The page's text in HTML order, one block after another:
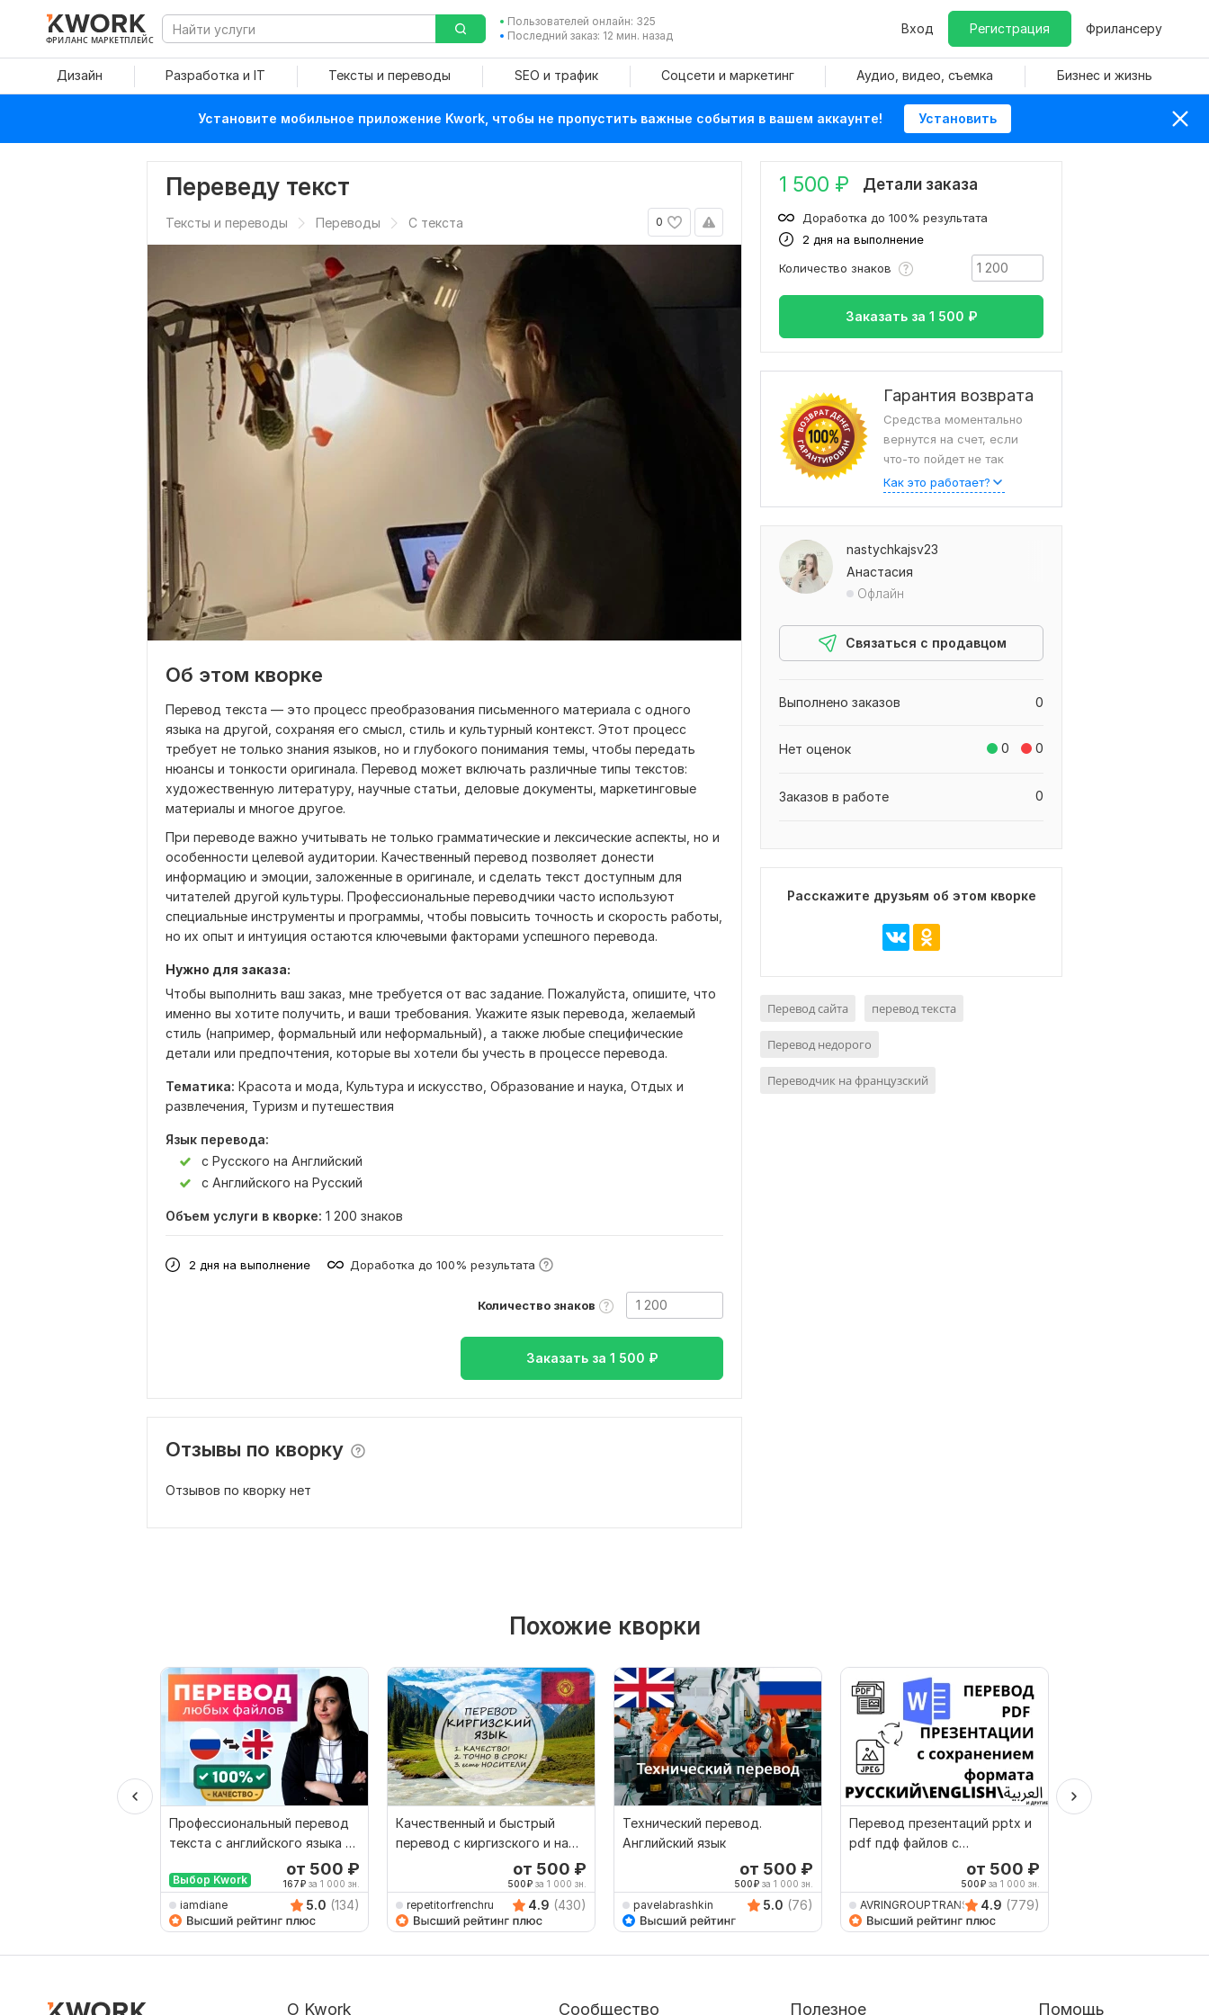
ФРИЛАНС МАРКЕТПЛЕЙС
Пользователей онлайн: 325
Последний заказ: 12 мин. назад
Вход Регистрация Фрилансеру
Дизайн Разработка и IT Тексты и переводы SEO и трафик Соцсети и маркетинг Аудио, видео, съемка Бизнес и жизнь
Установите мобильное приложение Kwork, чтобы не пропустить важные события в вашем аккаунте! Установить
Переведу текст
0
Тексты и переводы Переводы С текста
Об этом кворке
Перевод текста — это процесс преобразования письменного материала с одного
языка на другой, сохраняя его смысл, стиль и культурный контекст. Этот процесс
требует не только знания языков, но и глубокого понимания темы, чтобы передать
нюансы и тонкости оригинала. Перевод может включать различные типы текстов:
художественную литературу, научные статьи, деловые документы, маркетинговые
материалы и многое другое.
При переводе важно учитывать не только грамматические и лексические аспекты, но и
особенности целевой аудитории. Качественный перевод позволяет донести
информацию и эмоции, заложенные в оригинале, и сделать текст доступным для
читателей другой культуры. Профессиональные переводчики часто используют
специальные инструменты и программы, чтобы повысить точность и скорость работы,
но их опыт и интуиция остаются ключевыми факторами успешного перевода.
Нужно для заказа:
Чтобы выполнить ваш заказ, мне требуется от вас задание. Пожалуйста, опишите, что
именно вы хотите получить, и ваши требования. Укажите язык перевода, желаемый
стиль (например, формальный или неформальный), а также любые специфические
детали или предпочтения, которые вы хотели бы учесть в процессе перевода.
Тематика: Красота и мода, Культура и искусство, Образование и наука, Отдых и
развлечения, Туризм и путешествия
Язык перевода:
с Русского на Английский
с Английского на Русский
Объем услуги в кворке: 1 200 знаков
2 дня на выполнение Доработка до 100% результата
Количество знаков
Заказать за 1 500 ₽
Отзывы по кворку
Отзывов по кворку нет
1 500 ₽ Детали заказа
2 дня на выполнение
Доработка до 100% результата
Количество знаков
Заказать за 1 500 ₽
Гарантия возврата
Средства моментально
вернутся на счет, если
что-то пойдет не так
Как это работает?
nastychkajsv23
Анастасия
Офлайн
Связаться с продавцом
0
Выполнено заказов
0 0
Нет оценок
0
Заказов в работе
Расскажите друзьям об этом кворке
Перевод сайта перевод текста
Перевод недорого
Переводчик на французский
Похожие кворки
Профессиональный перевод
текста с английского языка на
Выбор Kwork
от 500 ₽
167₽ за 1 000 зн.
iamdiane 5.0 (134)
Качественный и быстрый
перевод с киргизского и на
от 500 ₽
500₽ за 1 000 зн.
repetitorfrenchru 4.9 (430)
Технический перевод.
Английский язык
от 500 ₽
500₽ за 1 000 зн.
pavelabrashkin 5.0 (76)
Перевод презентаций pptx и
pdf пдф файлов с
сохранением форматаот 500 ₽
500₽ за 1 000 зн.
AVRINGROUPTRANSLATIO
4.9 (779)
О Kwork Сообщество Полезное Помощь